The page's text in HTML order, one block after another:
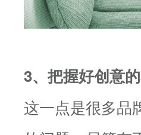
3、把握好创意
这一点是很多品